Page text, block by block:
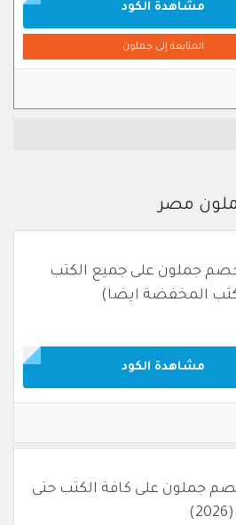
مشاهدة الكود
المتابعة إلى جملون
مصر
خصم جملون على جميع الكتب
المخفضة ايضا)
مشاهدة الكود
خصم جملون على كافة الكتب حتى